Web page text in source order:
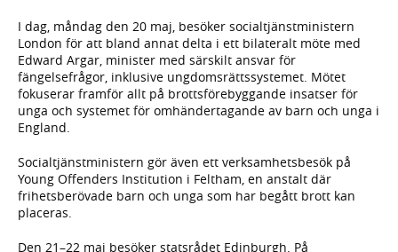
I dag, måndag den 20 maj, besöker socialtjänstministern
London för att bland annat delta i ett bilateralt möte med
Edward Argar, minister med särskilt ansvar för
fängelsefrågor, inklusive ungdomsrättssystemet. Mötet
fokuserar framför allt på brottsförebyggande insatser för
unga och systemet för omhändertagande av barn och unga i
England.
Socialtjänstministern gör även ett verksamhetsbesök på
Young Offenders Institution i Feltham, en anstalt där
frihetsberövade barn och unga som har begått brott kan
placeras.
Den 21–22 maj besöker statsrådet Edinburgh. På